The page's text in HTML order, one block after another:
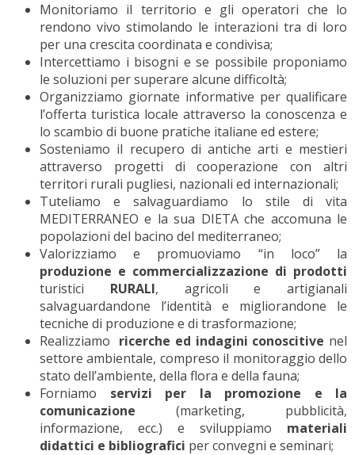
Monitoriamo il territorio e gli operatori che lo
rendono vivo stimolando le interazioni tra di loro
per una crescita coordinata e condivisa;
Intercettiamo i bisogni e se possibile proponiamo
le soluzioni per superare alcune difficoltà;
Organizziamo giornate informative per qualificare
l’offerta turistica locale attraverso la conoscenza e
lo scambio di buone pratiche italiane ed estere;
Sosteniamo il recupero di antiche arti e mestieri
attraverso progetti di cooperazione con altri
territori rurali pugliesi, nazionali ed internazionali;
Tuteliamo e salvaguardiamo lo stile di vita
MEDITERRANEO e la sua DIETA che accomuna le
popolazioni del bacino del mediterraneo;
Valorizziamo e promuoviamo “in loco” la
produzione e commercializzazione di prodotti
turistici RURALI, agricoli e artigianali
salvaguardandone l’identità e migliorandone le
tecniche di produzione e di trasformazione;
Realizziamo ricerche ed indagini conoscitive nel
settore ambientale, compreso il monitoraggio dello
stato dell’ambiente, della flora e della fauna;
Forniamo servizi per la promozione
e la
comunicazione (marketing, pubblicità,
informazione, ecc.) e sviluppiamo materiali
didattici e bibliografici per convegni e seminari;